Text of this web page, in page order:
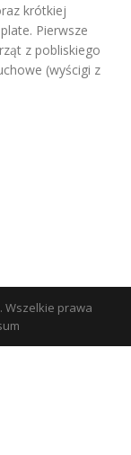
krótkiej
Pierwsze
z pobliskiego
(wyścigi z
Wszelkie prawa